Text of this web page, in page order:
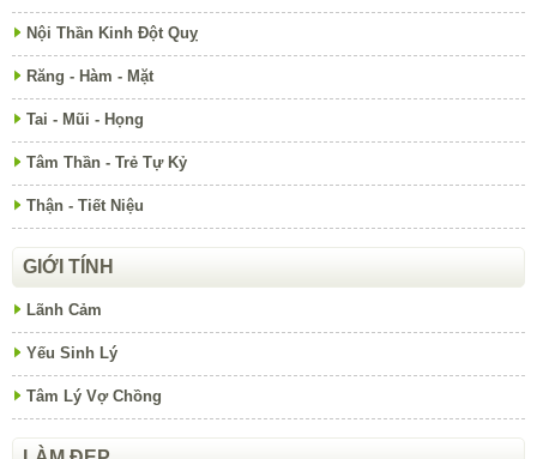
Nội Thần Kinh Đột Quỵ
Răng - Hàm - Mặt
Tai - Mũi - Họng
Tâm Thần - Trẻ Tự Kỷ
Thận - Tiết Niệu
GIỚI TÍNH
Lãnh Cảm
Yếu Sinh Lý
Tâm Lý Vợ Chồng